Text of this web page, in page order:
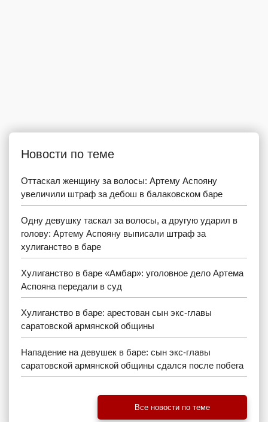
Новости по теме
Оттаскал женщину за волосы: Артему Аспояну
увеличили штраф за дебош в балаковском баре
Одну девушку таскал за волосы, а другую ударил в
голову: Артему Аспояну выписали штраф за
хулиганство в баре
Хулиганство в баре «Амбар»: уголовное дело Артема
Аспояна передали в суд
Хулиганство в баре: арестован сын экс-главы
саратовской армянской общины
Нападение на девушек в баре: сын экс-главы
саратовской армянской общины сдался после побега
Все новости по теме